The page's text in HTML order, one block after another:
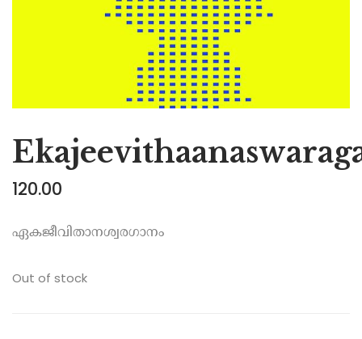
120.00
ഏകജീവിതാനശ്വരഗാനം
Out of stock